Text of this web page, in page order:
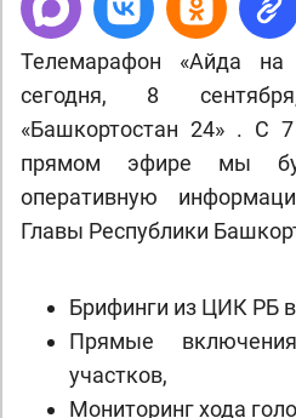
Телемарафон «Айда на
сегодня, 8
«Башкортостан 24» . С
прямом эфире мы
оперативную
Главы Республики
Брифинги из ЦИК РБ
Прямые
участков,
Мониторинг хода